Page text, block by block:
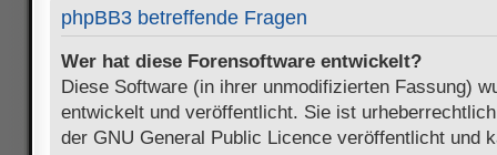
phpBB3 betreffende Fragen
Wer hat diese Forensoftware entwickelt?
Diese Software (in ihrer unmodifizierten Fassung)
entwickelt und veröffentlicht. Sie ist
der GNU General Public Licence veröffentlicht und